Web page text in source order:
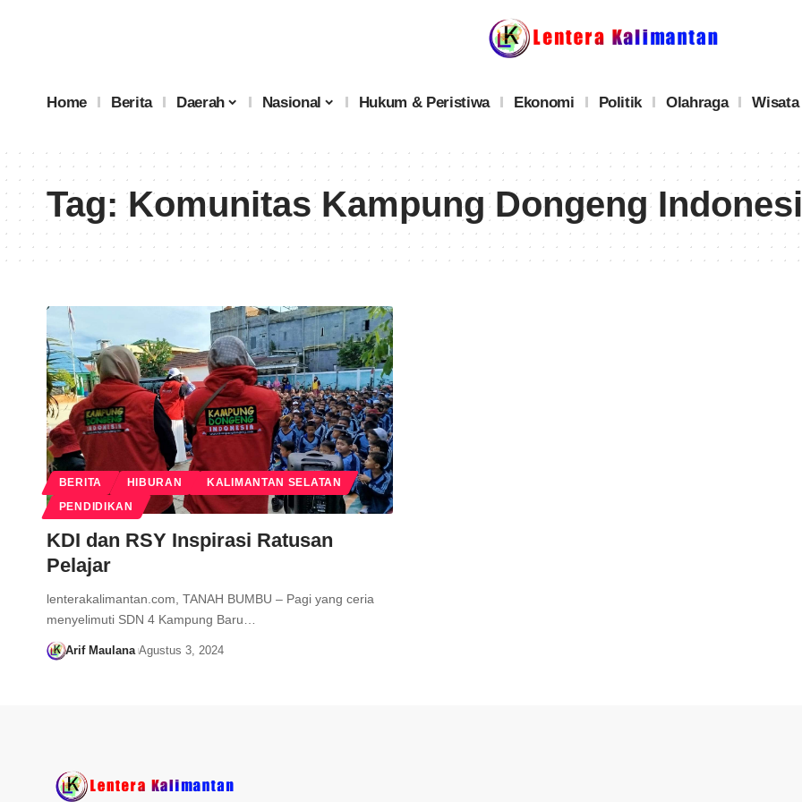
Home Berita Daerah Nasional Hukum & Peristiwa Ekonomi Politik Olahraga Wisata
Tag:Komunitas Kampung Dongeng
BERITA HIBURAN KALIMANTAN SELATAN
PENDIDIKAN
KDI dan RSY Inspirasi Ratusan
Pelajar
lenterakalimantan.com, TANAH BUMBU – Pagi yang ceria
menyelimuti SDN 4 Kampung Baru…
Arif Maulana Agustus 3, 2024